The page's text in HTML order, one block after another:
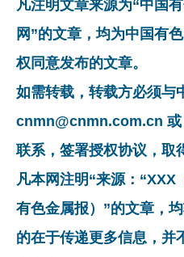
凡注明文章来源为“中国
网”的文章，均为中国有
权同意发布的文章。
如需转载，转载方必须与
cnmn@cnmn.com.cn 或
联系，签署授权协议，取
凡本网注明“来源：“XXX
有色金属报）”的文章，
的在于传递更多信息，并